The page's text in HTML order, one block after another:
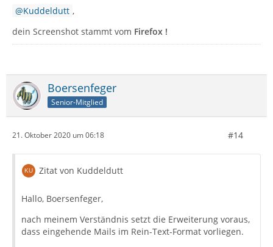
Kuddeldutt ,
dein Screenshot stammt vom Firefox !
Boersenfeger
Senior-Mitglied
21. Oktober 2020 um 06:18 #14
Zitat von Kuddeldutt
Hallo, Boersenfeger,
nach meinem Verständnis setzt die Erweiterung voraus,
dass eingehende Mails im Rein-Text-Format vorliegen.